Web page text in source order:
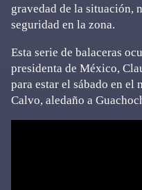
gravedad de la situación,
seguridad en la zona.
Esta serie de balaceras
presidenta de México,
para estar el sábado en
Calvo, aledaño a